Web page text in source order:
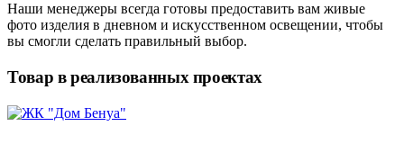
Наши менеджеры всегда готовы предоставить вам живые
фото изделия в дневном и искусственном освещении, чтобы
вы смогли сделать правильный выбор.
Товар в реализованных проектах